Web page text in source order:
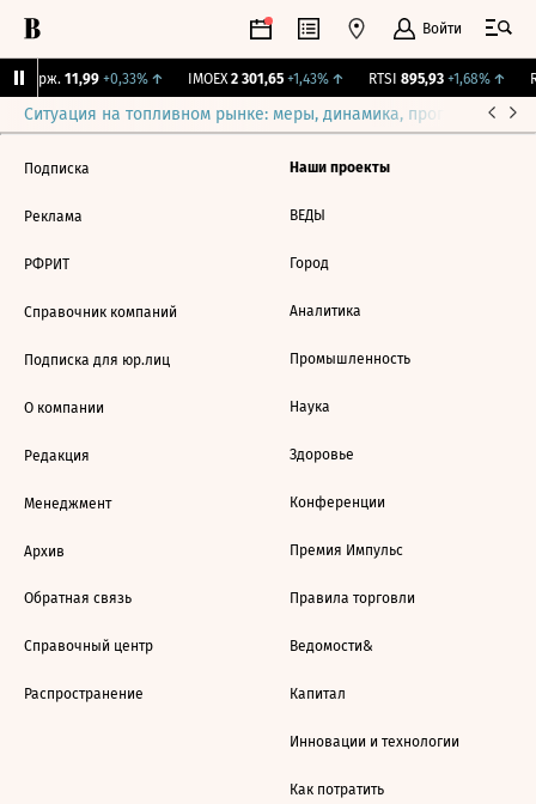
Войти
Бирж. 11,99 +0,33%↑ IMOEX 2 301,65 +1,43%↑ RTSI 895,93 +1,68%↑
Ситуация на топливном рынке: меры, динамика, прогнозы
Подписка
Реклама
РФРИТ
Справочник компаний
Подписка для юр.лиц
О компании
Редакция
Менеджмент
Архив
Обратная связь
Справочный центр
Распространение
Наши проекты
ВЕДЫ
Город
Аналитика
Промышленность
Наука
Здоровье
Конференции
Премия Импульс
Правила торговли
Ведомости&
Капитал
Инновации и технологии
Как потратить